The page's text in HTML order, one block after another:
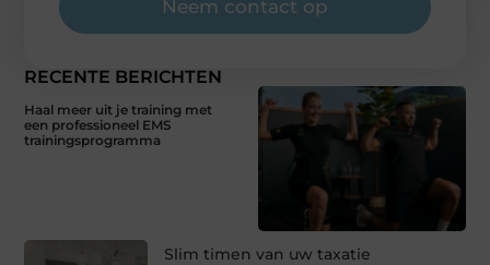
RECENTE BERICHTEN
Haal meer uit je training met
een professioneel EMS
trainingsprogramma
Slim timen van uw taxatie
Neem contact op